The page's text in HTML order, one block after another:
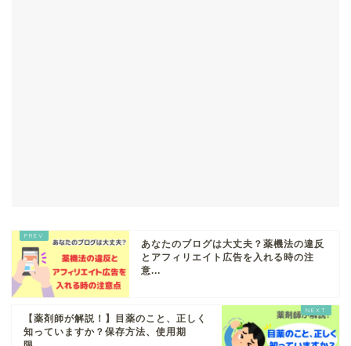
あなたのブログは大丈夫？薬機法の違反
とアフィリエイト広告を入れる時の注
意...
【薬剤師が解説！】目薬のこと、正しく
知っていますか？保存方法、使用期